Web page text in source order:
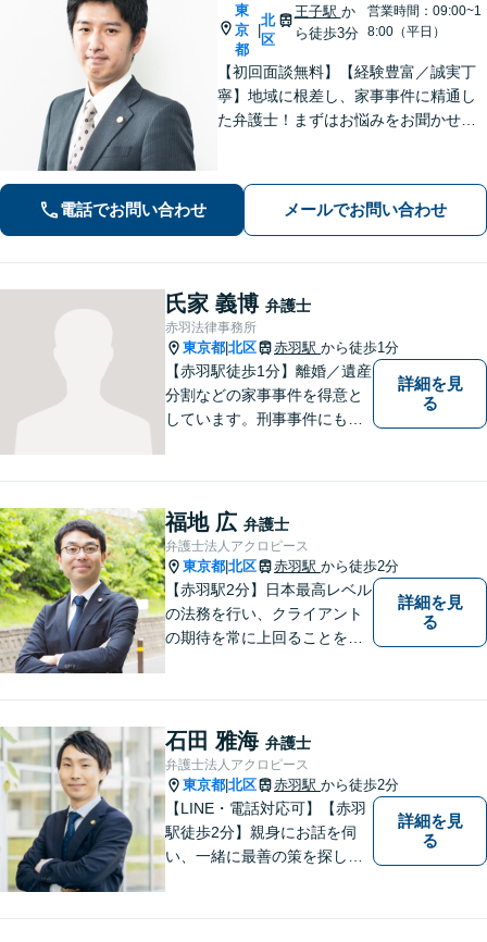
東
京
都
|
北
区
王子駅 か
ら徒歩3分
営業時間：09:00~1
8:00（平日）
【初回面談無料】【経験豊富／誠実丁
寧】地域に根差し、家事事件に精通し
た弁護士！まずはお悩みをお聞かせく
問題】相手方とのやり取りや交渉など
すべてお任せください【王子駅3分】
電話でお問い合わせ メールでお問い合わせ
氏家 義博 弁護士
赤羽法律事務所
東京都 北区 赤羽駅 から徒歩1分
【赤羽駅徒歩1分】離婚／遺産
分割などの家事事件を得意と
しています。刑事事件にも対
弁護団事件の経験多数。【セ
カンドオピニオン対応】お気
軽にご連絡ください。
詳細を見
る
福地 広 弁護士
弁護士法人アクロピース
東京都 北区 赤羽駅 から徒歩2分
【赤羽駅2分】日本最高レベル
の法務を行い、クライアント
の期待を常に上回ることを使
最高のピースになるために精
一杯の努力をしていきます。
詳細を見
る
石田 雅海 弁護士
弁護士法人アクロピース
東京都 北区 赤羽駅 から徒歩2分
【LINE・電話対応可】【赤羽
駅徒歩2分】親身にお話を伺
い、一緒に最善の策を探しま
詳細を見
る